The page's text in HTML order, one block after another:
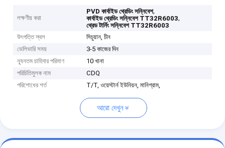
লক্ষণীয় করা
PVD কার্বাইড থ্রেডিং সন্নিবেশ,
কার্বাইড থ্রেডিং সন্নিবেশ TT32R6003,
থ্রেড টার্নিং সন্নিবেশ TT32R6003
উৎপত্তি স্থল
সিচুয়ান, চীন
ডেলিভারি সময়
3-5 কাজের দিন
ন্যূনতম চাহিদার পরিমাণ
10 খানা
পরিচিতিমুলক নাম
CDQ
পরিশোধের শর্ত
T/T, ওয়েস্টার্ন ইউনিয়ন, মানিগ্রাম,
আরো দেখুন